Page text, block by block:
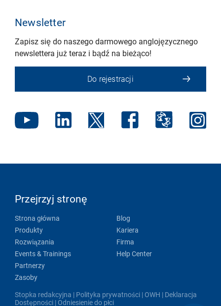
Newsletter
Zapisz się do naszego darmowego anglojęzycznego
newslettera już teraz i bądź na bieżąco!
Do rejestracji
Przejrzyj stronę
Strona główna
Produkty
Rozwiązania
Events & Trainings
Partnerzy
Zasoby
Blog
Kariera
Firma
Help Center
Stopka redakcyjna | Polityka prywatności | OWH | Deklaracja
Dostępności | Odniesienie do płci